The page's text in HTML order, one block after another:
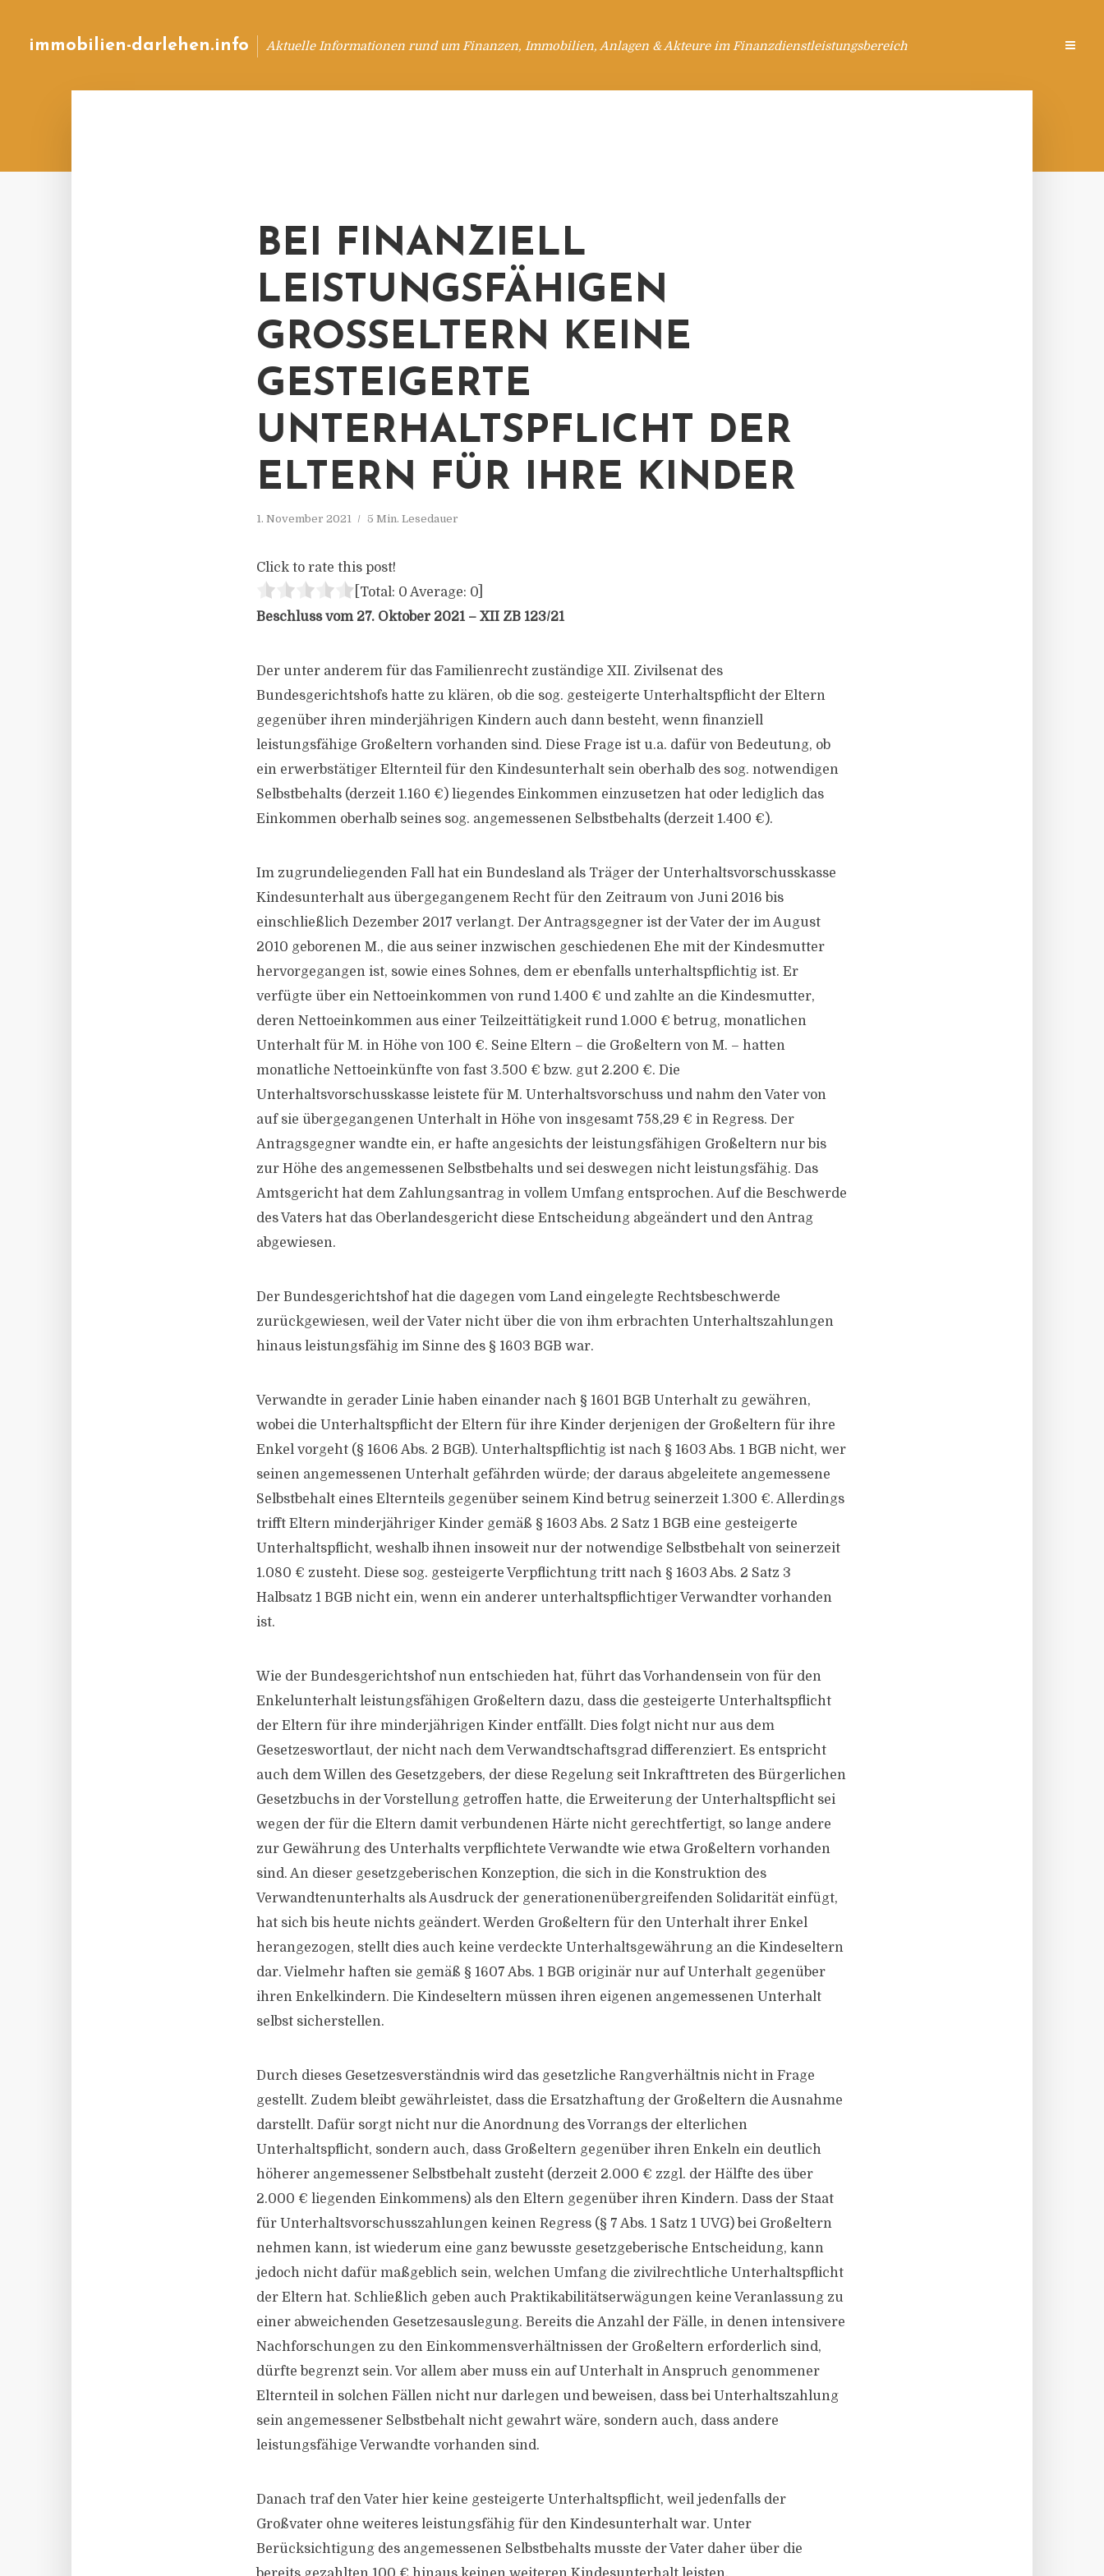
immobilien-darlehen.info Aktuelle Informationen rund um Finanzen, Immobilien, Anlagen & Akteure im Finanzdienstleistungsbereich
BEI FINANZIELL
LEISTUNGSFÄHIGEN
GROSSELTERN KEINE G
ESTEIGERTE U
NTERHALTSPFLICHT DER E
LTERN FÜR IHRE KINDER
1. November 2021 5 Min. Lesedauer
Click to rate this post!
[Total: 0 Average: 0
Beschluss vom 27. Oktober 2021 – XII ZB 123/21
Der unter anderem für das Familienrecht zuständige XII. Zivilsenat des
Bundesgerichtshofs hatte zu klären, ob die sog. gesteigerte Unterhaltspflicht der Eltern
gegenüber ihren minderjährigen Kindern auch dann besteht, wenn finanziell
leistungsfähige Großeltern vorhanden sind. Diese Frage ist u.a. dafür von Bedeutung, ob
ein erwerbstätiger Elternteil für den Kindesunterhalt sein oberhalb des sog. notwendigen
Selbstbehalts (derzeit 1.160 €) liegendes Einkommen einzusetzen hat oder lediglich das
Einkommen oberhalb seines sog. angemessenen Selbstbehalts (derzeit 1.400 €).
Im zugrundeliegenden Fall hat ein Bundesland als Träger der Unterhaltsvorschusskasse
Kindesunterhalt aus übergegangenem Recht für den Zeitraum von Juni 2016 bis
einschließlich Dezember 2017 verlangt. Der Antragsgegner ist der Vater der im August
2010 geborenen M., die aus seiner inzwischen geschiedenen Ehe mit der Kindesmutter
hervorgegangen ist, sowie eines Sohnes, dem er ebenfalls unterhaltspflichtig ist. Er
verfügte über ein Nettoeinkommen von rund 1.400 € und zahlte an die Kindesmutter,
deren Nettoeinkommen aus einer Teilzeittätigkeit rund 1.000 € betrug, monatlichen
Unterhalt für M. in Höhe von 100 €. Seine Eltern – die Großeltern von M. – hatten
monatliche Nettoeinkünfte von fast 3.500 € bzw. gut 2.200 €. Die
Unterhaltsvorschusskasse leistete für M. Unterhaltsvorschuss und nahm den Vater von
auf sie übergegangenen Unterhalt in Höhe von insgesamt 758,29 € in Regress. Der
Antragsgegner wandte ein, er hafte angesichts der leistungsfähigen Großeltern nur bis
zur Höhe des angemessenen Selbstbehalts und sei deswegen nicht leistungsfähig. Das
Amtsgericht hat dem Zahlungsantrag in vollem Umfang entsprochen. Auf die Beschwerde
des Vaters hat das Oberlandesgericht diese Entscheidung abgeändert und den Antrag
abgewiesen.
Der Bundesgerichtshof hat die dagegen vom Land eingelegte Rechtsbeschwerde
zurückgewiesen, weil der Vater nicht über die von ihm erbrachten Unterhaltszahlungen
hinaus leistungsfähig im Sinne des § 1603 BGB war.
Verwandte in gerader Linie haben einander nach § 1601 BGB Unterhalt zu gewähren,
wobei die Unterhaltspflicht der Eltern für ihre Kinder derjenigen der Großeltern für ihre
Enkel vorgeht (§ 1606 Abs. 2 BGB). Unterhaltspflichtig ist nach § 1603 Abs. 1 BGB nicht, wer
seinen angemessenen Unterhalt gefährden würde; der daraus abgeleitete angemessene
Selbstbehalt eines Elternteils gegenüber seinem Kind betrug seinerzeit 1.300 €. Allerdings
trifft Eltern minderjähriger Kinder gemäß § 1603 Abs. 2 Satz 1 BGB eine gesteigerte
Unterhaltspflicht, weshalb ihnen insoweit nur der notwendige Selbstbehalt von seinerzeit
1.080 € zusteht. Diese sog. gesteigerte Verpflichtung tritt nach § 1603 Abs. 2 Satz 3
Halbsatz 1 BGB nicht ein, wenn ein anderer unterhaltspflichtiger Verwandter vorhanden
ist.
Wie der Bundesgerichtshof nun entschieden hat, führt das Vorhandensein von für den
Enkelunterhalt leistungsfähigen Großeltern dazu, dass die gesteigerte Unterhaltspflicht
der Eltern für ihre minderjährigen Kinder entfällt. Dies folgt nicht nur aus dem
Gesetzeswortlaut, der nicht nach dem Verwandtschaftsgrad differenziert. Es entspricht
auch dem Willen des Gesetzgebers, der diese Regelung seit Inkrafttreten des Bürgerlichen
Gesetzbuchs in der Vorstellung getroffen hatte, die Erweiterung der Unterhaltspflicht sei
wegen der für die Eltern damit verbundenen Härte nicht gerechtfertigt, so lange andere
zur Gewährung des Unterhalts verpflichtete Verwandte wie etwa Großeltern vorhanden
sind. An dieser gesetzgeberischen Konzeption, die sich in die Konstruktion des
Verwandtenunterhalts als Ausdruck der generationenübergreifenden Solidarität einfügt,
hat sich bis heute nichts geändert. Werden Großeltern für den Unterhalt ihrer Enkel
herangezogen, stellt dies auch keine verdeckte Unterhaltsgewährung an die Kindeseltern
dar. Vielmehr haften sie gemäß § 1607 Abs. 1 BGB originär nur auf Unterhalt gegenüber
ihren Enkelkindern. Die Kindeseltern müssen ihren eigenen angemessenen Unterhalt
selbst sicherstellen.
Durch dieses Gesetzesverständnis wird das gesetzliche Rangverhältnis nicht in Frage
gestellt. Zudem bleibt gewährleistet, dass die Ersatzhaftung der Großeltern die Ausnahme
darstellt. Dafür sorgt nicht nur die Anordnung des Vorrangs der elterlichen
Unterhaltspflicht, sondern auch, dass Großeltern gegenüber ihren Enkeln ein deutlich
höherer angemessener Selbstbehalt zusteht (derzeit 2.000 € zzgl. der Hälfte des über
2.000 € liegenden Einkommens) als den Eltern gegenüber ihren Kindern. Dass der Staat
für Unterhaltsvorschusszahlungen keinen Regress (§ 7 Abs. 1 Satz 1 UVG) bei Großeltern
nehmen kann, ist wiederum eine ganz bewusste gesetzgeberische Entscheidung, kann
jedoch nicht dafür maßgeblich sein, welchen Umfang die zivilrechtliche Unterhaltspflicht
der Eltern hat. Schließlich geben auch Praktikabilitätserwägungen keine Veranlassung zu
einer abweichenden Gesetzesauslegung. Bereits die Anzahl der Fälle, in denen intensivere
Nachforschungen zu den Einkommensverhältnissen der Großeltern erforderlich sind,
dürfte begrenzt sein. Vor allem aber muss ein auf Unterhalt in Anspruch genommener
Elternteil in solchen Fällen nicht nur darlegen und beweisen, dass bei Unterhaltszahlung
sein angemessener Selbstbehalt nicht gewahrt wäre, sondern auch, dass andere
leistungsfähige Verwandte vorhanden sind.
Danach traf den Vater hier keine gesteigerte Unterhaltspflicht, weil jedenfalls der
Großvater ohne weiteres leistungsfähig für den Kindesunterhalt war. Unter
Berücksichtigung des angemessenen Selbstbehalts musste der Vater daher über die